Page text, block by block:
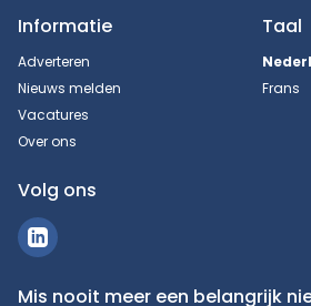
Informatie
Adverteren
Nieuws melden
Vacatures
Over ons
Taal
Frans
Volg ons
Mis nooit meer een belangrijk